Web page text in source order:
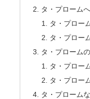
タ・プローム
タ・プロー
タ・プロー
タ・プローム
タ・プロー
タ・プロー
タ・プローム